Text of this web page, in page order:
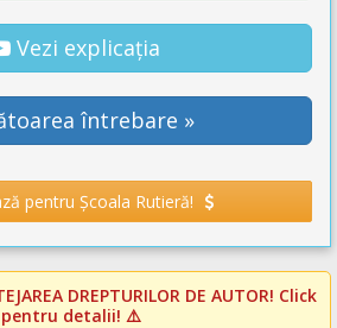
Vezi explicația
întrebare »
pentru Școala Rutieră!
DREPTURILOR DE AUTOR! Click
pentru detalii! ⚠️